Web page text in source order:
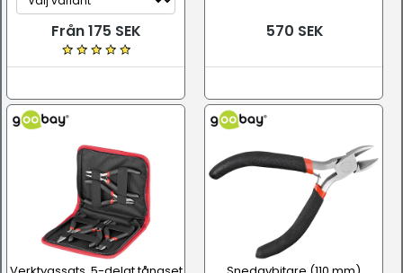
Från 175 SEK 570 SEK